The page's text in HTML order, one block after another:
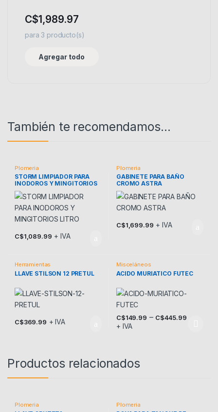
C$1,989.97
para 3 producto(s)
Agregar todo
También te recomendamos…
Plomeria
STORM LIMPIADOR PARA
INODOROS Y MINGITORIOS
LITRO
C$1,089.99 + IVA
Plomeria
GABINETE PARA BAÑO
CROMO ASTRA
C$1,699.99 + IVA
Herramientas
LLAVE STILSON 12 PRETUL
C$369.99 + IVA
Misceláneos
ACIDO MURIATICO FUTEC
C$149.99 – C$445.99
+ IVA
Este producto tiene múltiples
Productos relacionados
Plomeria Plomeria